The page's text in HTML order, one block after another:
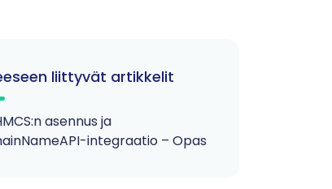
liittyvät artikkelit
asennus ja
integraatio – Opas